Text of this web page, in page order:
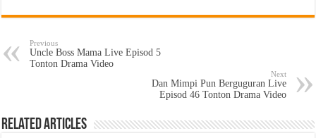
Previous
Uncle Boss Mama Live Episod 5
Tonton Drama Video
Next
Dan Mimpi Pun Berguguran Live
Episod 46 Tonton Drama Video
Related Articles